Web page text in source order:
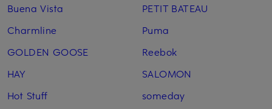
Buena Vista
Charmline
GOLDEN GOOSE
HAY
Hot Stuff
PETIT BATEAU
Puma
Reebok
SALOMON
someday